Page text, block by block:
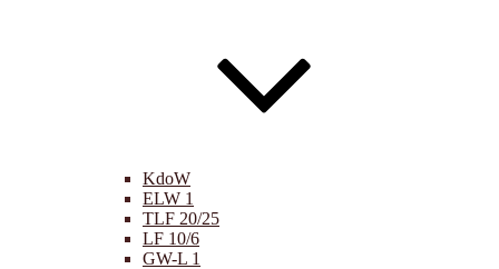
KdoW
ELW 1
TLF 20/25
LF 10/6
GW-L 1